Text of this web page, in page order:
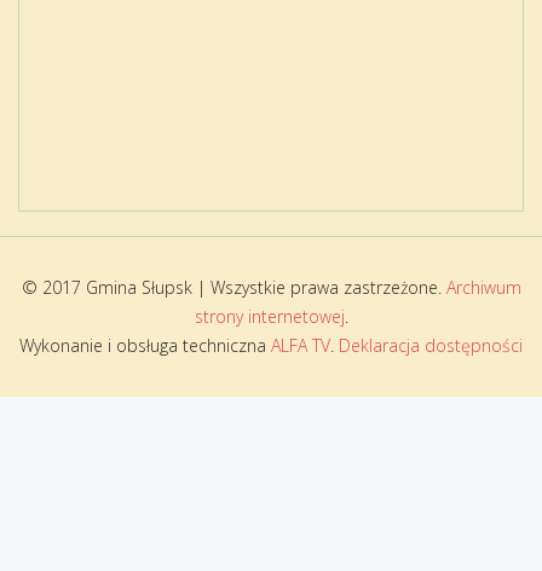
© 2017 Gmina Słupsk | Wszystkie prawa zastrzeżone. Archiwum
strony internetowej.
Wykonanie i obsługa techniczna ALFA TV. Deklaracja dostępności